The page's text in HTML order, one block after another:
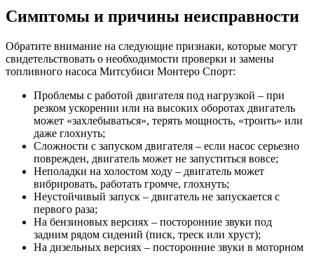
Симптомы и причины неисправности
Обратите внимание на следующие признаки, которые могут
свидетельствовать о необходимости проверки и замены
топливного насоса Митсубиси Монтеро Спорт:
Проблемы с работой двигателя под нагрузкой – при
резком ускорении или на высоких оборотах двигатель
может «захлебываться», терять мощность, «троить» или
даже глохнуть;
Сложности с запуском двигателя – если насос серьезно
поврежден, двигатель может не запуститься вовсе;
Неполадки на холостом ходу – двигатель может
вибрировать, работать громче, глохнуть;
Неустойчивый запуск – двигатель не запускается с
первого раза;
На бензиновых версиях – посторонние звуки под
задним рядом сидений (писк, треск или хруст);
На дизельных версиях – посторонние звуки в моторном